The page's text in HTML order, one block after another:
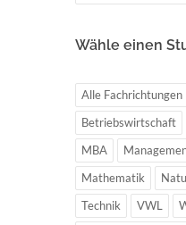
Wähle einen
Alle Fachrichtungen
Betriebswirtschaft
MBA
Mathematik
Technik
VWL